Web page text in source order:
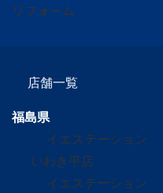
リフォーム
店舗一覧
福島県
イエステーション
いわき平店
イエステーション